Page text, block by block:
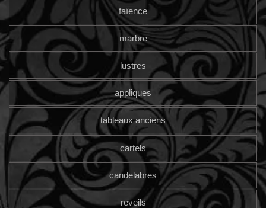
faïence
marbre
lustres
appliques
tableaux anciens
cartels
candelabres
reveils